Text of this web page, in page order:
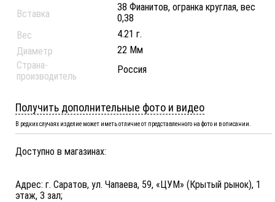
Вставка
38 Фианитов, огранка круглая, вес
0,38
Вес
4.21 г.
Диаметр
22 Мм
Страна-
производитель
Россия
Получить дополнительные фото и видео
В редких случаях изделие может иметь отличие от представленного на фото и в описании.
Доступно в магазинах:
Адрес: г. Саратов, ул. Чапаева, 59, «ЦУМ» (Крытый рынок), 1
этаж, 3 зал;